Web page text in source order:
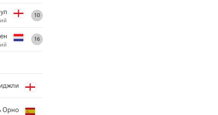
10
16
Орно